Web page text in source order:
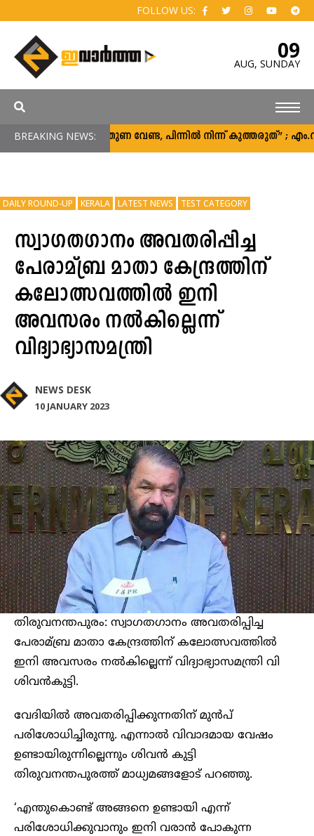
FOLLOW US:
09
AUG, SUNDAY
BREAKING NEWS:“പിന്തുണ വേണ്ട, പിന്നിൽ നിന്ന് കുത്തരുത്” ;
DAILY ROUND-UP KERALA LATEST NEWS TEST CATEGORY
സ്വാഗതഗാനം അവതരിപ്പിച്ച
പേരാമ്ബ്ര മാതാ കേന്ദ്രത്തിന്
കലോത്സവത്തില്‍ ഇനി
അവസരം നല്‍കില്ലെന്ന്
വിദ്യാഭ്യാസമന്ത്രി
NEWS DESK
10 JANUARY 2023
തിരുവനന്തപുരം: സ്വാഗതഗാനം അവതരിപ്പിച്ച
പേരാമ്ബ്ര മാതാ കേന്ദ്രത്തിന് കലോത്സവത്തില്‍
ഇനി അവസരം നല്‍കില്ലെന്ന് വിദ്യാഭ്യാസമന്ത്രി വി
ശിവന്‍കുട്ടി.
വേദിയില്‍ അവതരിപ്പിക്കുന്നതിന് മുന്‍പ്
പരിശോധിച്ചിരുന്നു. എന്നാല്‍ വിവാദമായ വേഷം
ഉണ്ടായിരുന്നില്ലെന്നും ശിവന്‍ കുട്ടി
തിരുവനന്തപുരത്ത് മാധ്യമങ്ങളോട് പറഞ്ഞു.
‘എന്തുകൊണ്ട് അങ്ങനെ ഉണ്ടായി എന്ന്
പരിശോധിക്കുവാനും ഇനി വരാന്‍ പോകുന്ന